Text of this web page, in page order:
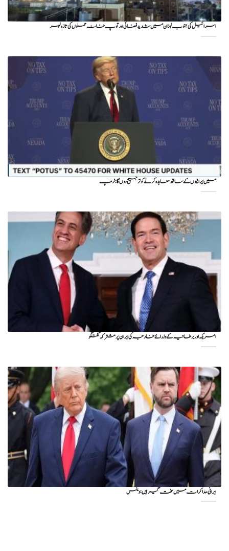
اسرائیل کی جنوب لبنان میں شدید فضائی اور توپ خانہ حملوں کی تازہ لہر
میں ایرانیوں کے ساتھ معاہدہ کرنے کو ترجیح دوں گا : ٹرمپ
امریکہ اور برطانیہ کے وزرائے خارجہ کی ایران پر مشترکہ گفتگو
ایرانی مذاکرات میں سخت گیر ہیں: وینس